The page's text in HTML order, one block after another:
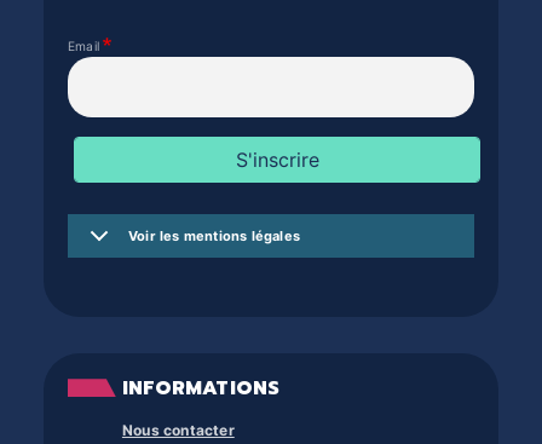
Email
Voir les mentions légales
INFORMATIONS
Nous contacter